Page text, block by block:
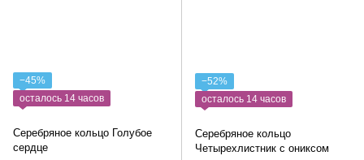
−45%
осталось 14 часов
Серебряное кольцо Голубое
сердце
−52%
осталось 14 часов
Серебряное кольцо
Четырехлистник с ониксом